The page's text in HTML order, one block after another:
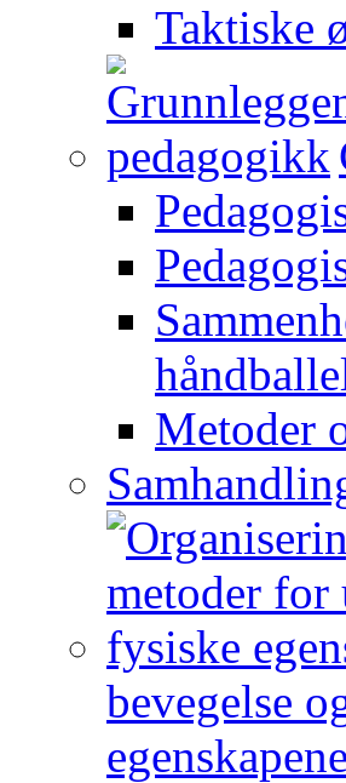
Taktiske
Metoder
bevegelse
egenskapene